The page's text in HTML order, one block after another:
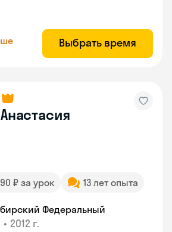
Выбрать время
Анастасия
₽ за урок 13 лет опыта
Федеральный
• 2012 г.